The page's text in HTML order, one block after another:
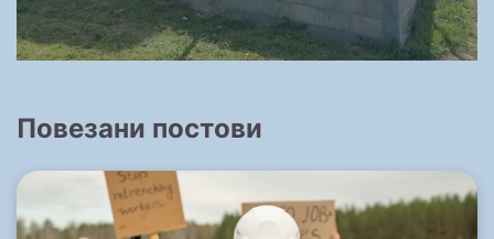
Повезани постови